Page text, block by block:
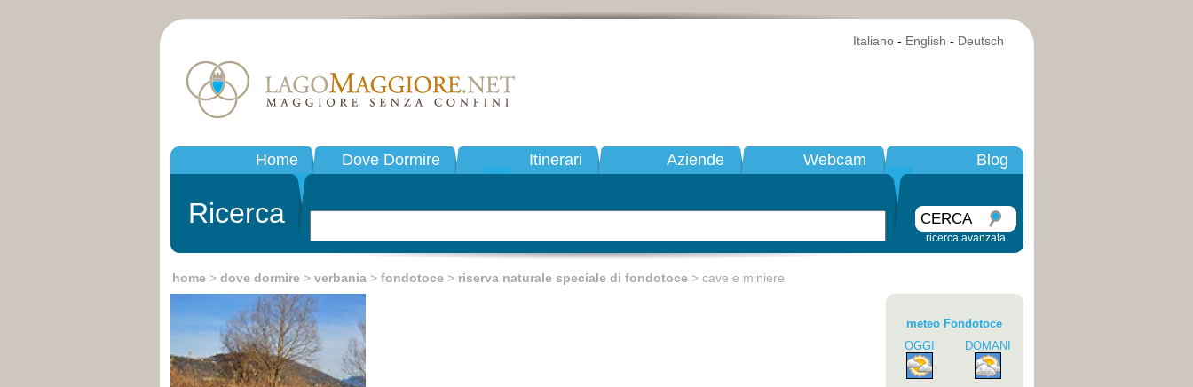
Italiano- English - Deutsch
Home Dove Dormire Itinerari Aziende Webcam Blog
Ricerca CERCA
ricerca avanzata
home > dove dormire > verbania > fondotoce > riserva naturale speciale di fondotoce > cave e miniere
meteo Fondotoce
OGGI
DOMANI